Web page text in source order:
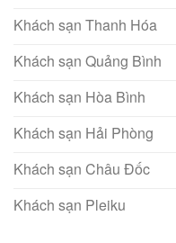
Khách sạn Thanh Hóa
Khách sạn Quảng Bình
Khách sạn Hòa Bình
Khách sạn Hải Phòng
Khách sạn Châu Đốc
Khách sạn Pleiku